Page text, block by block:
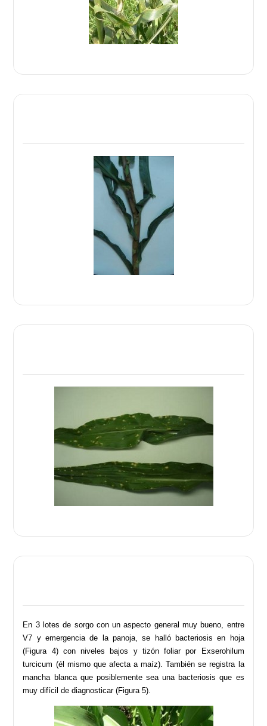
En 3 lotes de sorgo con un aspecto general muy bueno, entre
V7 y emergencia de la panoja, se halló bacteriosis en hoja
(Figura 4) con niveles bajos y tizón foliar por Exserohilum
turcicum (él mismo que afecta a maíz). También se registra la
mancha blanca que posiblemente sea una bacteriosis que es
muy difícil de diagnosticar (Figura 5).